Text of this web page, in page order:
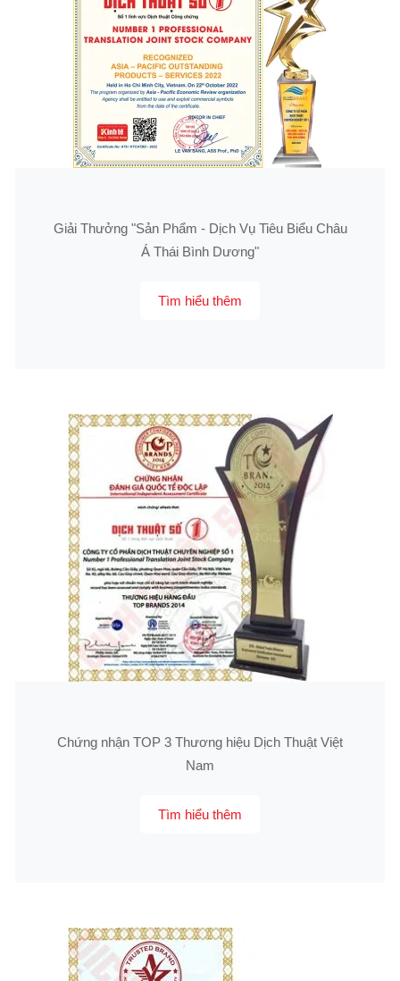
Giải Thưởng "Sản Phẩm - Dịch Vụ Tiêu Biểu Châu
Á Thái Bình Dương"
Tìm hiểu thêm
Chứng nhận TOP 3 Thương hiệu Dịch Thuật Việt
Nam
Tìm hiểu thêm